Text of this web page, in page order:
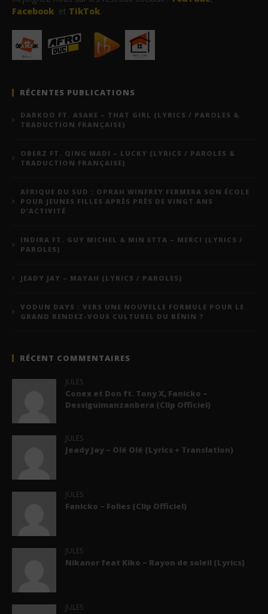
Facebook et TikTok.
RÉCENTES PUBLICATIONS
DARKOO FT. ASAKE – THAT GIRL (LYRICS / PAROLES &
TRADUCTION FRANÇAISE)
OBERZ FT. QING MADI – LUCKY (LYRICS / PAROLES &
TRADUCTION FRANÇAISE)
AFRIQUE DU SUD : OPRAH WINFREY FERMERA SON ÉCOLE
POUR JEUNES FILLES APRÈS PRÈS DE VINGT ANS
D’ACTIVITÉ
INDIRA FT. GUY MICHEL & MIN ETTA – MERCI (LYRICS /
PAROLES)
JEADY JAY – MAYAH (LYRICS / PAROLES)
VODUN DAYS : VERS UNE NOUVELLE FORMULE POUR LE
GRAND RENDEZ-VOUS CULTUREL DU BÉNIN ?
RÉCENT COMMENTAIRES
JULES
Conex et Don ft. Tony X, Fanicko –
Dessiguimanzanbera (Clip Officiel)
JULES
Jeady Jay – Olé Olé (Lyrics + Translation)
JULES
Fanicko – Folies (Clip Officiel)
JULES
Nikanor feat Kiko – Rayon de soleil (Lyrics)
JULES